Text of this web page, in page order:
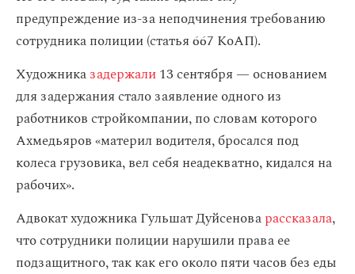
предупреждение из-за неподчинения требованию
сотрудника полиции (статья 667 КоАП).
Художниказадержали13 сентября — основанием
для задержания стало заявление одного из
работников стройкомпании, по словам которого
Ахмедьяров «материл водителя, бросался под
колеса грузовика, вел себя неадекватно, кидался на
рабочих».
Адвокат художника Гульшат Дуйсеноварассказала,
что сотрудники полиции нарушили права ее
подзащитного, так как его около пяти часов без еды